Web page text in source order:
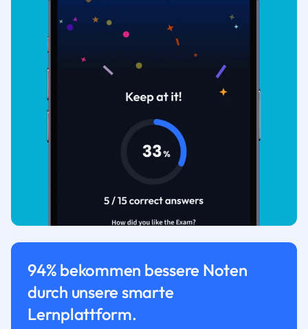
94% bekommen bessere Noten
durch unsere smarte
Lernplattform.